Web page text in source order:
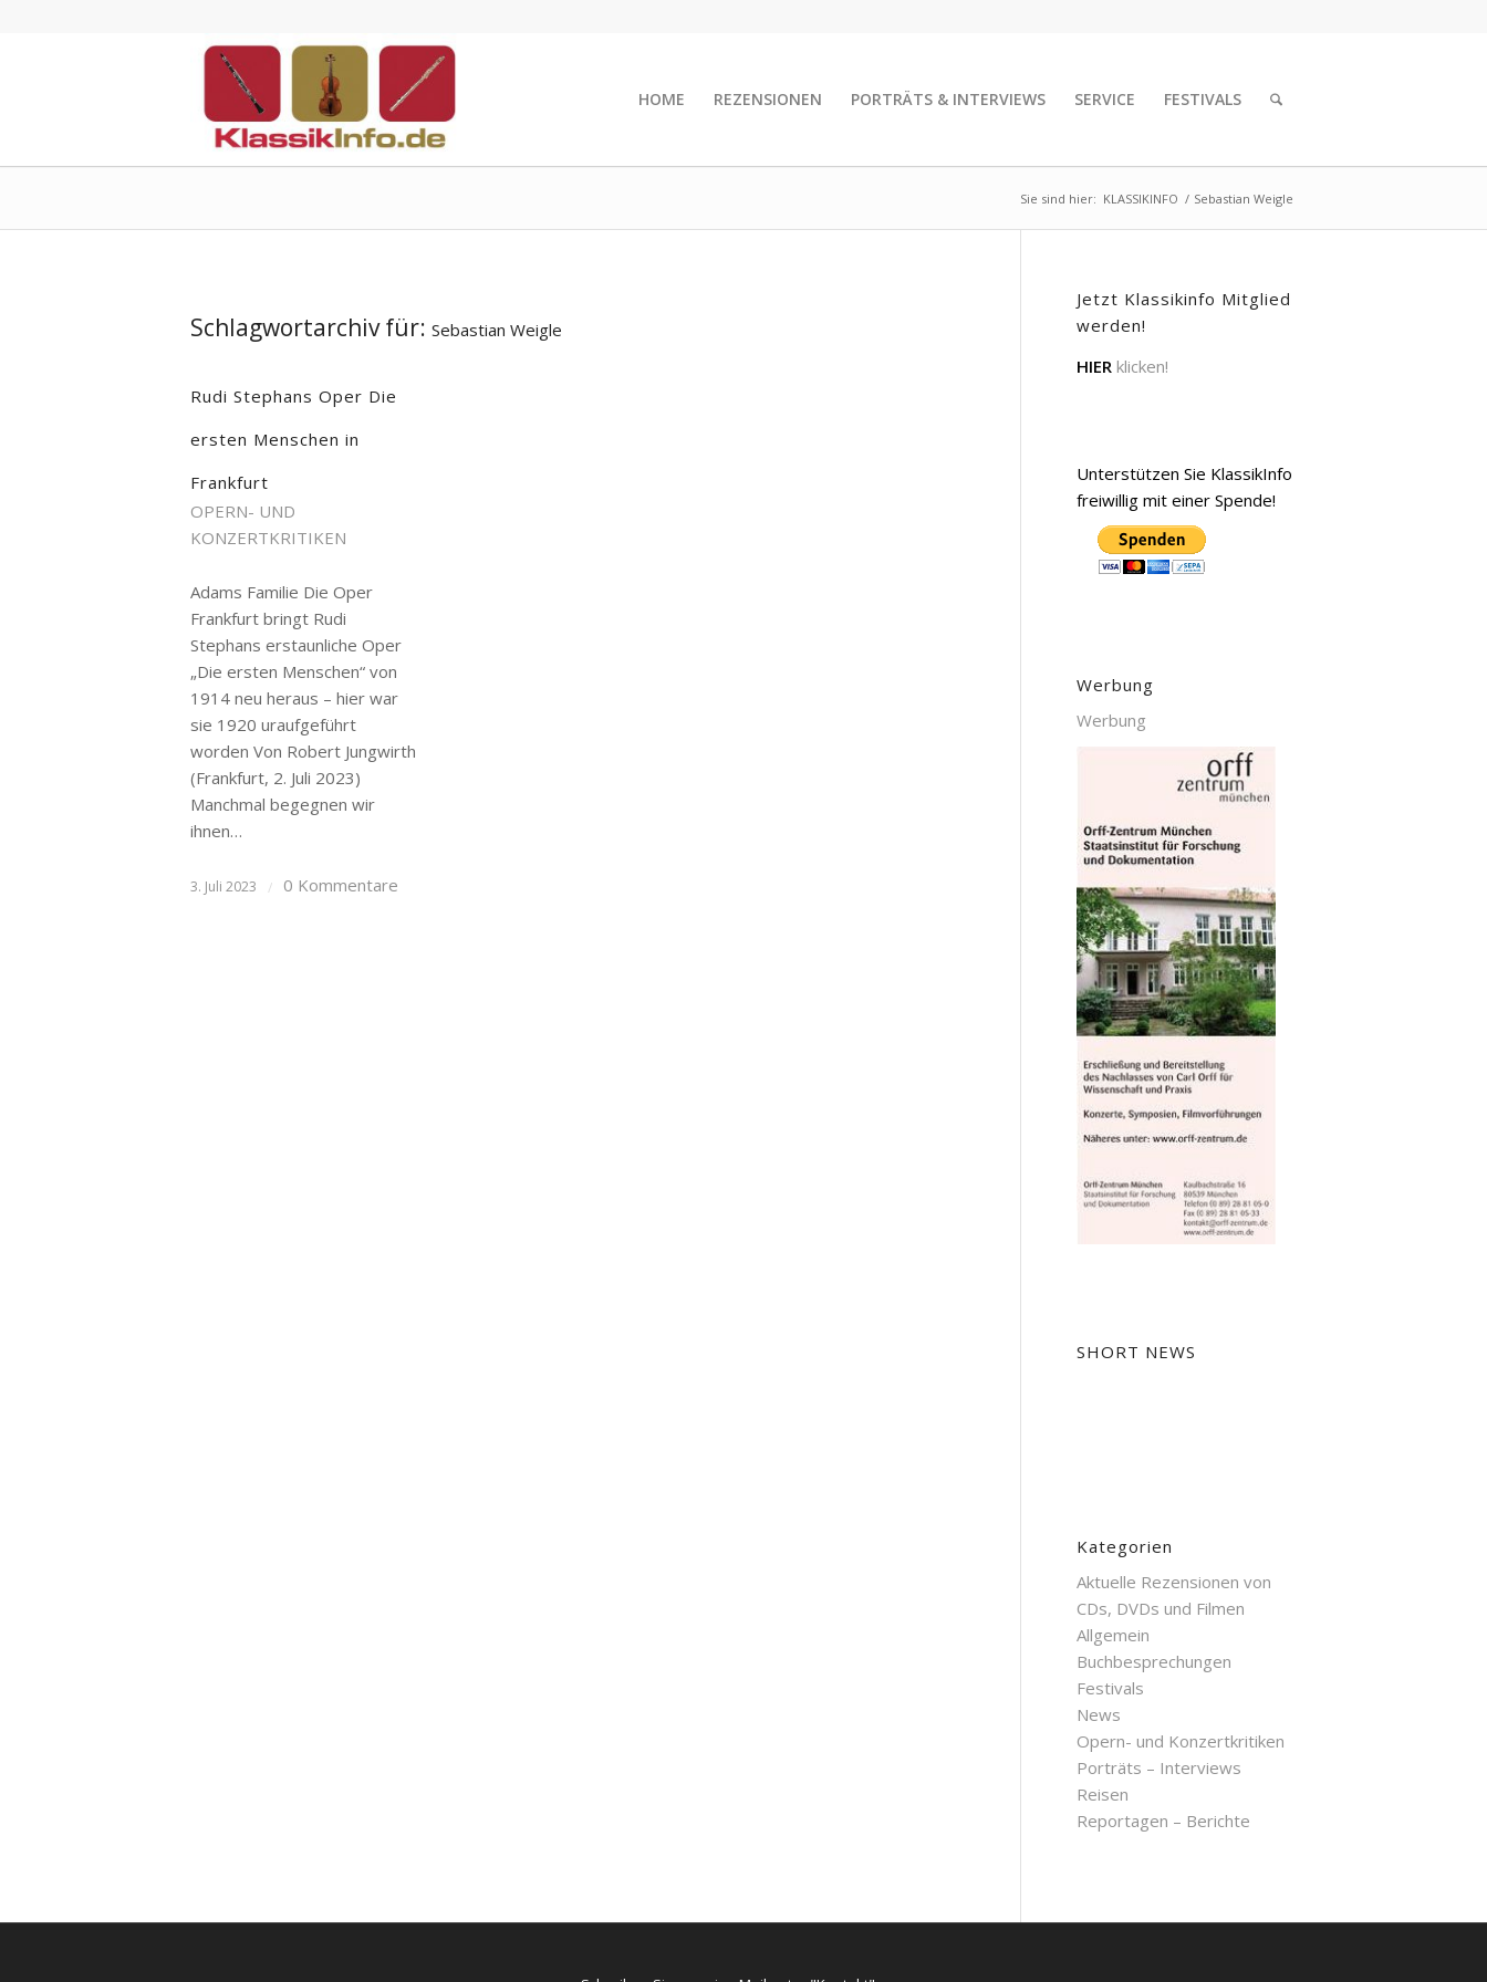
HOME REZENSIONEN PORTRÄTS & INTERVIEWS SERVICE FESTIVALS
Sie sind hier: KLASSIKINFO / Sebastian Weigle
Schlagwortarchiv für: Sebastian Weigle
Rudi Stephans Oper Die
ersten Menschen in
Frankfurt
OPERN- UND
KONZERTKRITIKEN
Adams Familie Die Oper
Frankfurt bringt Rudi
Stephans erstaunliche Oper
„Die ersten Menschen“ von
1914 neu heraus – hier war
sie 1920 uraufgeführt
worden Von Robert Jungwirth
(Frankfurt, 2. Juli 2023)
Manchmal begegnen wir
ihnen…
3. Juli 2023 / 0 Kommentare
Jetzt Klassikinfo Mitglied
werden!
HIER klicken!
Unterstützen Sie KlassikInfo
freiwillig mit einer Spende!
Werbung
Werbung
SHORT NEWS
Kategorien
Aktuelle Rezensionen von
CDs, DVDs und Filmen
Allgemein
Buchbesprechungen
Festivals
News
Opern- und Konzertkritiken
Porträts – Interviews
Reisen
Reportagen – Berichte